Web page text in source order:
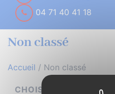
04 71 40 41 18
Non classé
Accueil / Non classé